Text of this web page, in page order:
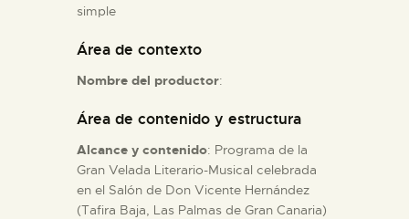
simple
Área de contexto
Nombre del productor:
Área de contenido y estructura
Alcance y contenido: Programa de la
Gran Velada Literario-Musical celebrada
en el Salón de Don Vicente Hernández
(Tafira Baja, Las Palmas de Gran Canaria)